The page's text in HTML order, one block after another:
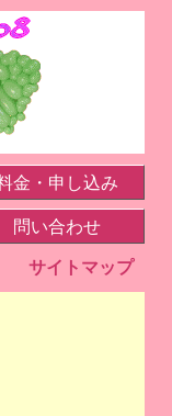
金・申し込み
問い合わせ
サイトマップ